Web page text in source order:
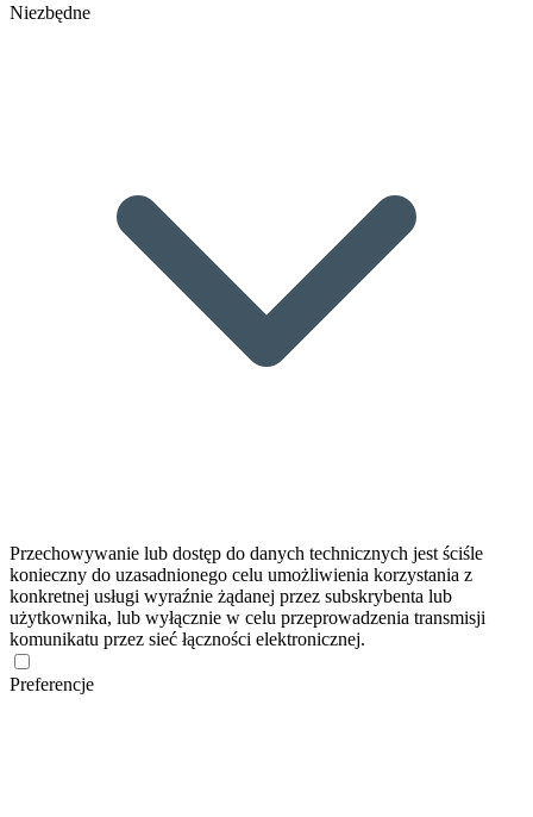
Niezbędne
Przechowywanie lub dostęp do danych technicznych jest ściśle
konieczny do uzasadnionego celu umożliwienia korzystania z
konkretnej usługi wyraźnie żądanej przez subskrybenta lub
użytkownika, lub wyłącznie w celu przeprowadzenia transmisji
komunikatu przez sieć łączności elektronicznej.
Preferencje